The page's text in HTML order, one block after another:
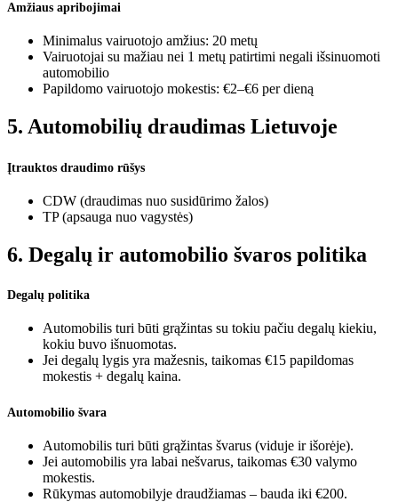
Amžiaus apribojimai
Minimalus vairuotojo amžius: 20 metų
Vairuotojai su mažiau nei 1 metų patirtimi negali išsinuomoti
automobilio
Papildomo vairuotojo mokestis: €2–€6 per dieną
5. Automobilių draudimas Lietuvoje
Įtrauktos draudimo rūšys
CDW (draudimas nuo susidūrimo žalos)
TP (apsauga nuo vagystės)
6. Degalų ir automobilio švaros politika
Degalų politika
Automobilis turi būti grąžintas su tokiu pačiu degalų kiekiu,
kokiu buvo išnuomotas.
Jei degalų lygis yra mažesnis, taikomas €15 papildomas
mokestis + degalų kaina.
Automobilio švara
Automobilis turi būti grąžintas švarus (viduje ir išorėje).
Jei automobilis yra labai nešvarus, taikomas €30 valymo
mokestis.
Rūkymas automobilyje draudžiamas – bauda iki €200.